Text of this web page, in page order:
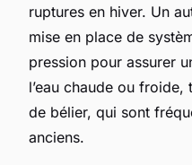
ruptures en hiver. Un
mise en place de
pression pour assurer
l’eau chaude ou
de bélier, qui sont
anciens.